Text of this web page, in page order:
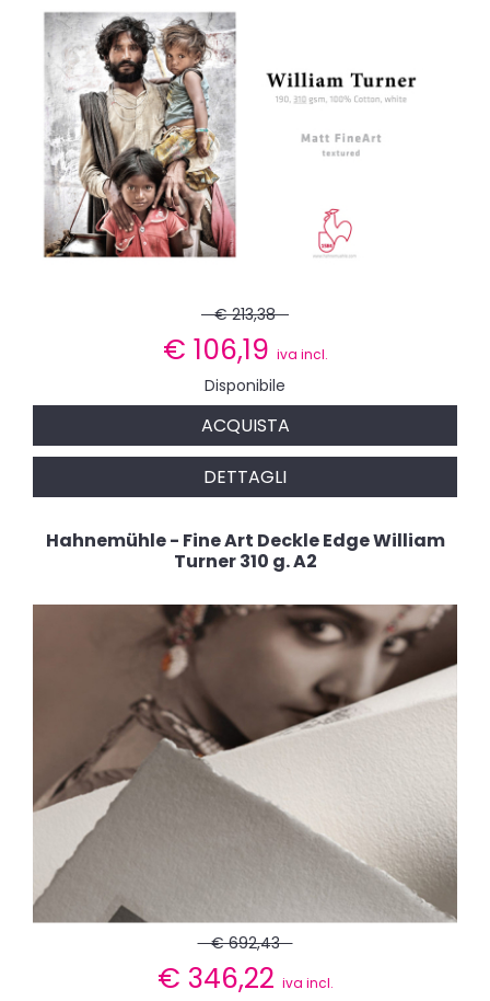
€ 213,38
€ 106,19 iva incl.
Disponibile
ACQUISTA
DETTAGLI
Hahnemühle - Fine Art Deckle Edge William
Turner 310 g. A2
€ 692,43
€ 346,22 iva incl.